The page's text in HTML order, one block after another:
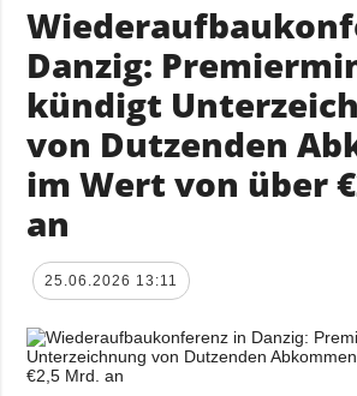
Danzig:
kündigt
von Dutzenden
im Wert von über
an
25.06.2026 13:11